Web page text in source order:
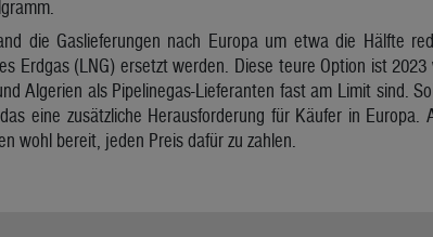
die Gaslieferungen nach Europa um etwa die Hälfte
Erdgas (LNG) ersetzt werden. Diese teure Option ist
Algerien als Pipelinegas-Lieferanten fast am Limit sind.
eine zusätzliche Herausforderung für Käufer in
wohl bereit, jeden Preis dafür zu zahlen.